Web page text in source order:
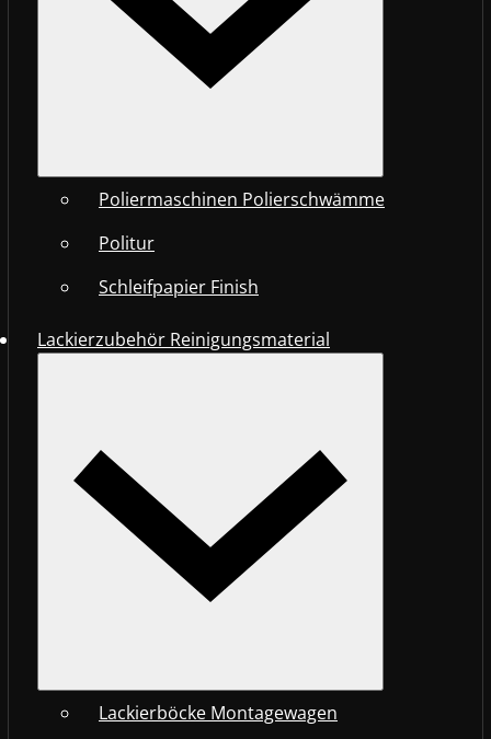
Poliermaschinen Polierschwämme
Politur
Schleifpapier Finish
Lackierzubehör Reinigungsmaterial
Lackierböcke Montagewagen